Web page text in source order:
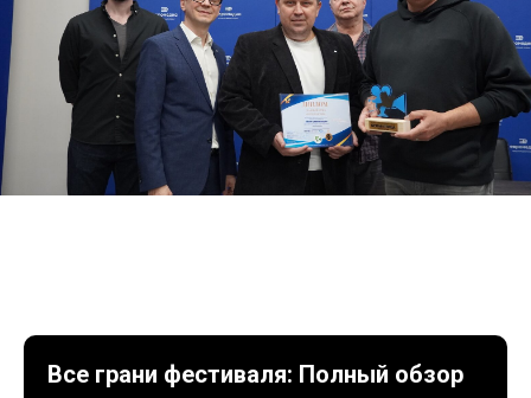
Все грани фестиваля: Полный обзор